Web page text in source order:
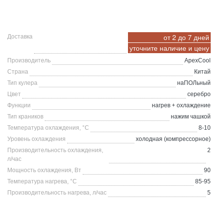
Доставка
от 2 до 7 дней
уточните наличие и цену
Производитель
ApexCool
Страна
Китай
Тип кулера
наПОЛьный
Цвет
серебро
Функции
нагрев + охлаждение
Тип краников
нажим чашкой
Температура охлаждения, °C
8-10
Уровень охлаждения
холодная (компрессорное)
Производительность охлаждения,
л/час
2
Мощность охлаждения, Вт
90
Температура нагрева, °C
85-95
Производительность нагрева, л/час
5